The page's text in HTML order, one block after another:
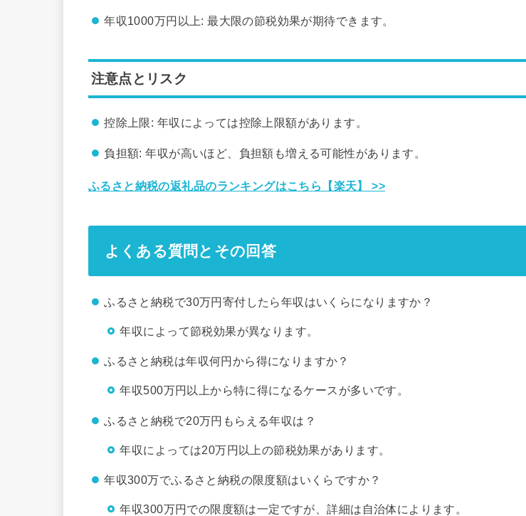
年収1000万円以上: 最大限の節税効果が期待できます。
注意点とリスク
控除上限: 年収によっては控除上限額があります。
負担額: 年収が高いほど、負担額も増える可能性があります。
ふるさと納税の返礼品のランキングはこちら【楽天】 >>
よくある質問とその回答
ふるさと納税で30万円寄付したら年収はいくらになりますか？
年収によって節税効果が異なります。
ふるさと納税は年収何円から得になりますか？
年収500万円以上から特に得になるケースが多いです。
ふるさと納税で20万円もらえる年収は？
年収によっては20万円以上の節税効果があります。
年収300万でふるさと納税の限度額はいくらですか？
年収300万円での限度額は一定ですが、詳細は自治体によります。